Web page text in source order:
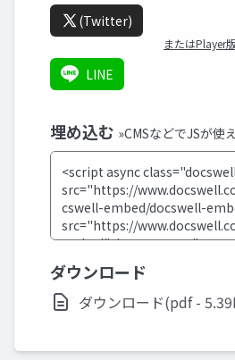
(Twitter)
またはPlayer
LINE
埋め込む »CMSなどでJSが使
ダウンロード
ダウンロード(pdf -